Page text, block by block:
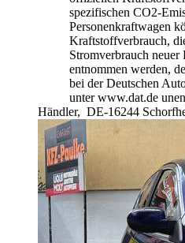
spezifischen CO2-
Personenkraftwagen
Kraftstoffverbrauch,
Stromverbrauch neuer
entnommen werden,
bei der Deutschen
unter www.dat.de
Händler, DE-16244